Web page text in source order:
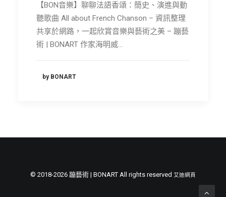
【BON音樂】聊聊法語香頌：簡史、演進與動
聽歌曲 All about French Chanson – 資訊整理
共享於網路，一起欣賞音樂與藝術之美 – 蹦藝
術 | BONART 作家海明威…
by BONART
© 2018-2026 蹦藝術 | BONART All rights reserved 艾迪網頁